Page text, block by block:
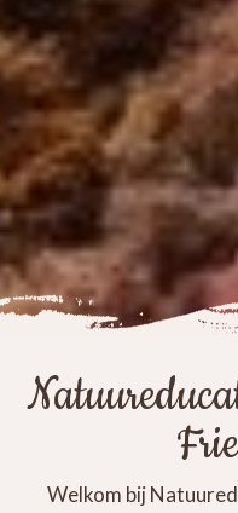
Welkom bij